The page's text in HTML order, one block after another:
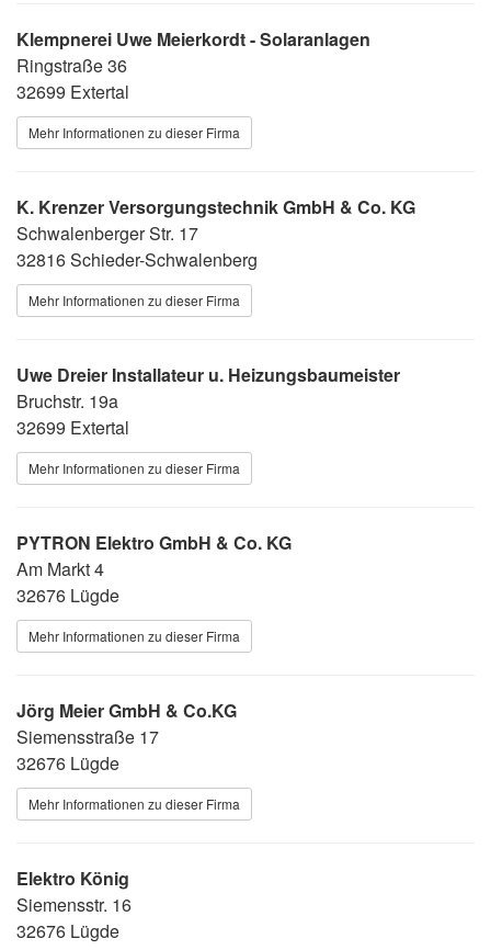
Klempnerei Uwe Meierkordt - Solaranlagen
Ringstraße 36
32699 Extertal
Mehr Informationen zu dieser Firma
K. Krenzer Versorgungstechnik GmbH & Co. KG
Schwalenberger Str. 17
32816 Schieder-Schwalenberg
Mehr Informationen zu dieser Firma
Uwe Dreier Installateur u. Heizungsbaumeister
Bruchstr. 19a
32699 Extertal
Mehr Informationen zu dieser Firma
PYTRON Elektro GmbH & Co. KG
Am Markt 4
32676 Lügde
Mehr Informationen zu dieser Firma
Jörg Meier GmbH & Co.KG
Siemensstraße 17
32676 Lügde
Mehr Informationen zu dieser Firma
Elektro König
Siemensstr. 16
32676 Lügde